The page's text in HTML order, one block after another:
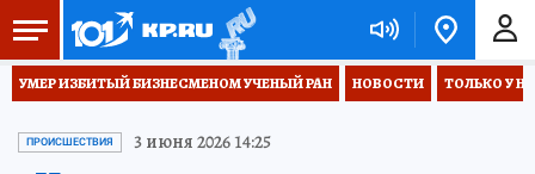
УМЕР ИЗБИТЫЙ БИЗНЕСМЕНОМ УЧЕНЫЙ РАН НОВОСТИ ТОЛЬКО У
ПРОИСШЕСТВИЯ 3 июня 2026 14:25